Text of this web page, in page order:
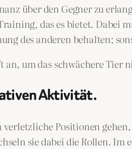
über den Gegner zu
das es bietet. Dabei
des anderen behalten;
um das schwächere Tier
Aktivität.
Positionen
sie dabei die Rollen.